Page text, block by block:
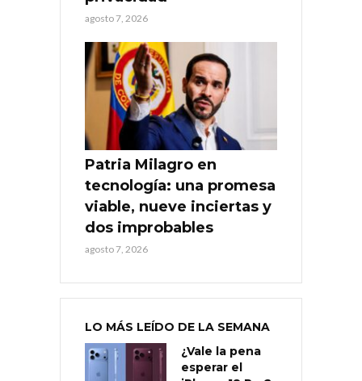
agosto 7, 2026
Patria Milagro en
tecnología: una promesa
viable, nueve inciertas y
dos improbables
agosto 7, 2026
LO MÁS LEÍDO DE LA SEMANA
¿Vale la pena
esperar el